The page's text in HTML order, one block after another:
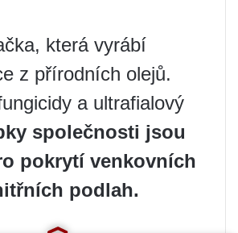
která vyrábí
z přírodních olejů.
a ultrafialový
společnosti jsou
pokrytí venkovních
podlah.